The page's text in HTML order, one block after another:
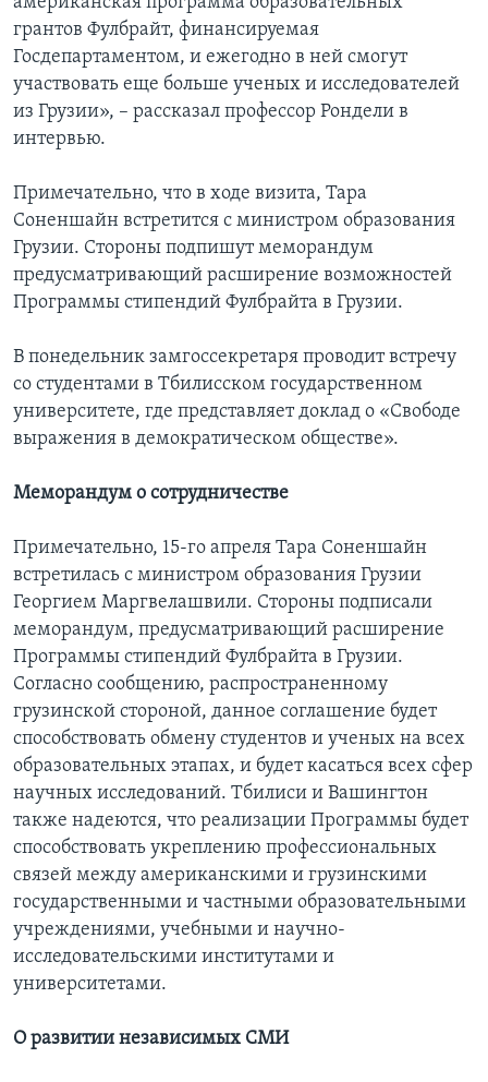
грантов Фулбрайт, финансируемая
Госдепартаментом, и ежегодно в ней смогут
участвовать еще больше ученых и исследователей
из Грузии», – рассказал профессор Рондели в
интервью.
Примечательно, что в ходе визита, Тара
Соненшайн встретится с министром образования
Грузии. Стороны подпишут меморандум
предусматривающий расширение возможностей
Программы стипендий Фулбрайта в Грузии.
В понедельник замгоссекретаря проводит встречу
со студентами в Тбилисском государственном
университете, где представляет доклад о «Свободе
выражения в демократическом обществе».
Меморандум о сотрудничестве
Примечательно, 15-го апреля Тара Соненшайн
встретилась с министром образования Грузии
Георгием Маргвелашвили. Стороны подписали
меморандум, предусматривающий расширение
Программы стипендий Фулбрайта в Грузии.
Согласно сообщению, распространенному
грузинской стороной, данное соглашение будет
способствовать обмену студентов и ученых на всех
образовательных этапах, и будет касаться всех сфер
научных исследований. Тбилиси и Вашингтон
также надеются, что реализации Программы будет
способствовать укреплению профессиональных
связей между американскими и грузинскими
государственными и частными образовательными
учреждениями, учебными и научно-
исследовательскими институтами и
университетами.
О развитии независимых СМИ